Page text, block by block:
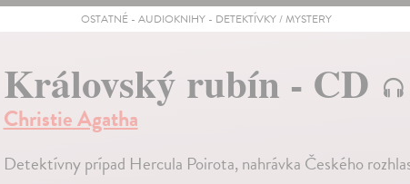
OSTATNÉ- AUDIOKNIHY- DETEKTÍVKY / MYSTERY
Královský rubín - CD
Christie Agatha
Detektívny prípad Hercula Poirota, nahrávka Českého